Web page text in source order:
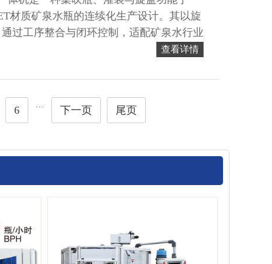
材质矿泉水瓶的连续化生产设计。其以旋
过工序整合与闭环控制，适配矿泉水行业
本控制的综合需求。...
查看详情
6 ··· 下一页 尾页